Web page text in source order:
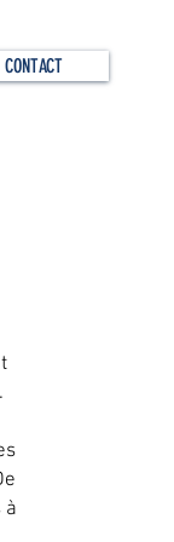
CONTACT
à